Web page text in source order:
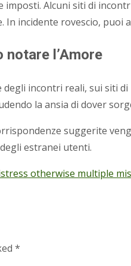
Alcuni siti di
incidente rovescio,
l’Amore
incontri reali, sui siti
la ansia di dover
suggerite
estranei utenti.
otherwise multiple
*